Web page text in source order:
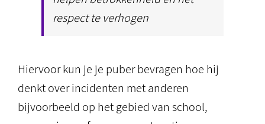
respect te verhogen
Hiervoor kun je je puber bevragen hoe hij
denkt over incidenten met anderen
bijvoorbeeld op het gebied van school,